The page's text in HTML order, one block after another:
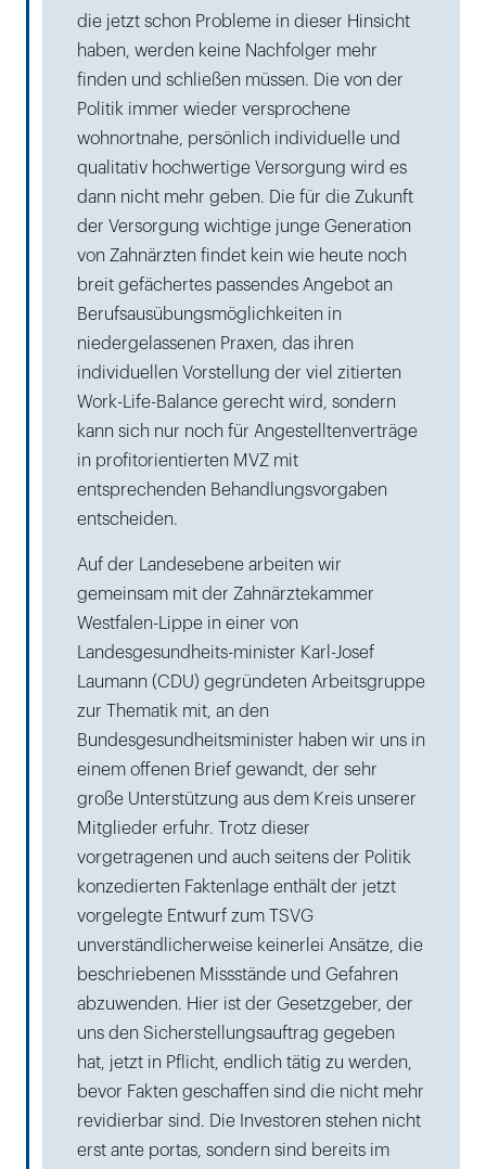
die jetzt schon Probleme in dieser Hinsicht
haben, werden keine Nachfolger mehr
finden und schließen müssen. Die von der
Politik immer wieder versprochene
wohnortnahe, persönlich individuelle und
qualitativ hochwertige Versorgung wird es
dann nicht mehr geben. Die für die Zukunft
der Versorgung wichtige junge Generation
von Zahnärzten findet kein wie heute noch
breit gefächertes passendes Angebot an
Berufsausübungsmöglichkeiten in
niedergelassenen Praxen, das ihren
individuellen Vorstellung der viel zitierten
Work-Life-Balance gerecht wird, sondern
kann sich nur noch für Angestelltenverträge
in profitorientierten MVZ mit
entsprechenden Behandlungsvorgaben
entscheiden.
Auf der Landesebene arbeiten wir
gemeinsam mit der Zahnärztekammer
Westfalen-Lippe in einer von
Landesgesundheits-minister Karl-Josef
Laumann (CDU) gegründeten Arbeitsgruppe
zur Thematik mit, an den
Bundesgesundheitsminister haben wir uns in
einem offenen Brief gewandt, der sehr
große Unterstützung aus dem Kreis unserer
Mitglieder erfuhr. Trotz dieser
vorgetragenen und auch seitens der Politik
konzedierten Faktenlage enthält der jetzt
vorgelegte Entwurf zum TSVG
unverständlicherweise keinerlei Ansätze, die
beschriebenen Missstände und Gefahren
abzuwenden. Hier ist der Gesetzgeber, der
uns den Sicherstellungsauftrag gegeben
hat, jetzt in Pflicht, endlich tätig zu werden,
bevor Fakten geschaffen sind die nicht mehr
revidierbar sind. Die Investoren stehen nicht
erst ante portas, sondern sind bereits im